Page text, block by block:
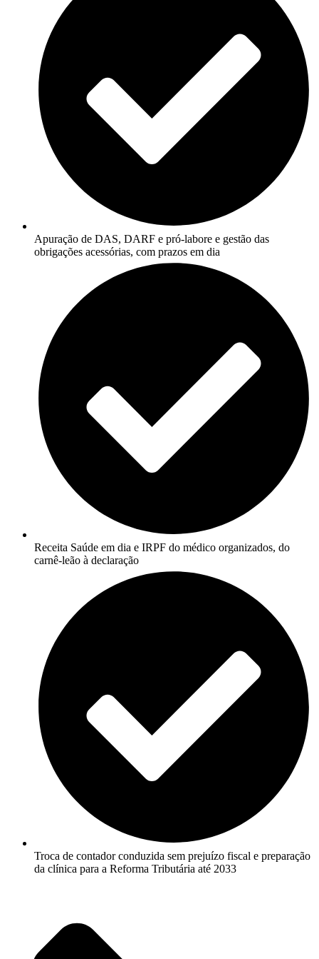
Apuração de DAS, DARF e pró-labore e gestão das
obrigações acessórias, com prazos em dia
Receita Saúde em dia e IRPF do médico organizados, do
carnê-leão à declaração
Troca de contador conduzida sem prejuízo fiscal e preparação
da clínica para a Reforma Tributária até 2033